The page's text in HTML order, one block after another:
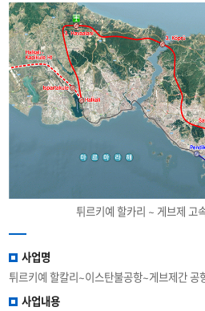
튀르키예 할카리 ~ 게브제 고
사업명
튀르키예 할칼리~이스탄불공항~게브제간 공
사업내용